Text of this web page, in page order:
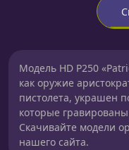
Модель HD P250
как оружие
пистолета, украшен
которые
Скачивайте модели
нашего сайта.